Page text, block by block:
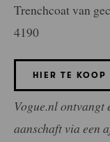
Trenchcoat van
4190
HIER TE KOOP
Vogue.nl ontvangt
aanschaft via een